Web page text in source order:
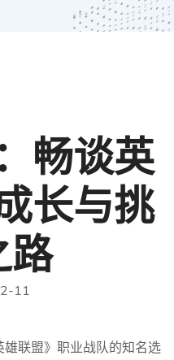
畅谈英
长与挑
路
11
联盟》职业战队的知名选